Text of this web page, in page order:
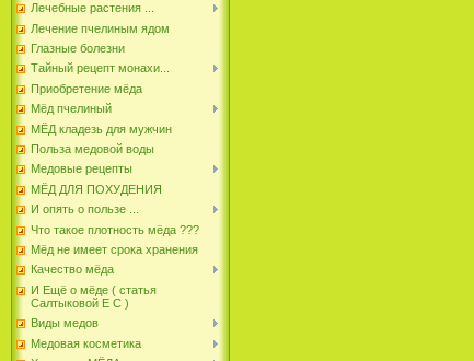
Лечебные растения ...
Лечение пчелиным ядом
Глазные болезни
Тайный рецепт монахи...
Приобретение мёда
Мёд пчелиный
МЁД кладезь для мужчин
Польза медовой воды
Медовые рецепты
МЁД ДЛЯ ПОХУДЕНИЯ
И опять о пользе ...
Что такое плотность мёда ???
Мёд не имеет срока хранения
Качество мёда
И Ещё о мёде ( статья
Салтыковой Е С )
Виды медов
Медовая косметика